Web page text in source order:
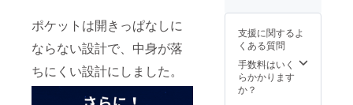
ポケットは開きっぱなしに
ならない設計で、中身が落
ちにくい設計にしました。
能性も
ござい
ます。
上の都
合等に
より出
荷時期
が遅れ
る場合
るもの
です。
※デザイ
ン・仕
様は変
更にな
発送品
(6月末
発送予
定)の商
品とな
りま
支援に関するよ
くある質問
手数料はいく
らかかります
か？